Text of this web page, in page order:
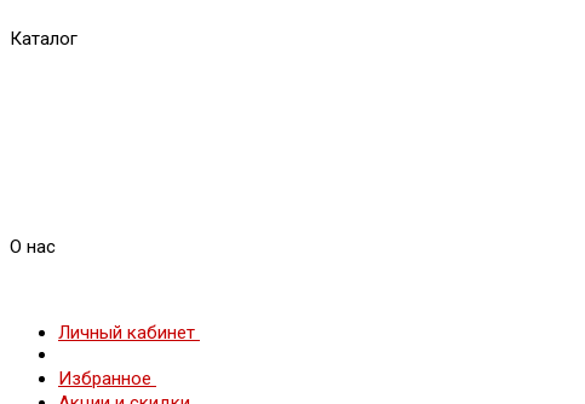
Каталог
О нас
Личный кабинет
Избранное